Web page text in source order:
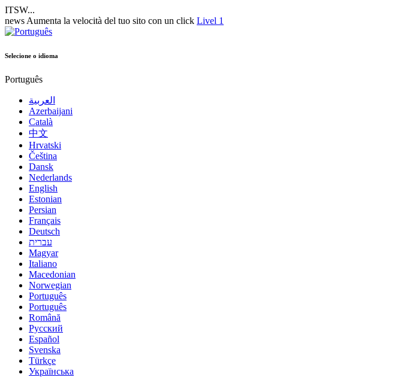
ITSW...
news Aumenta la velocità del tuo sito con un click Livel 1
Selecione o idioma
Português
العربية
Azerbaijani
Català
中文
Hrvatski
Čeština
Dansk
Nederlands
English
Estonian
Persian
Français
Deutsch
עברית
Magyar
Italiano
Macedonian
Norwegian
Português
Português
Română
Русский
Español
Svenska
Türkçe
Українська